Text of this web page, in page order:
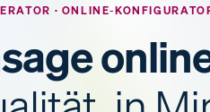
· ONLINE-